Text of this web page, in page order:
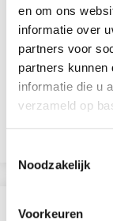
en om ons
informatie over
partners voor
partners kunnen
informatie die u
verzameld op
Noodzakelijk
Voorkeuren
HOBBYARTS
CM, 1 PIÈCE
EUR 0.95 EUR 1.60
L'offre expire le 31/
D'AUTRES ONT